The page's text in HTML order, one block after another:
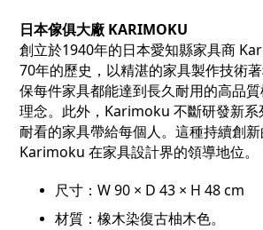
日本傢俱大廠 KARIMOKU
創立於1940年的日本愛知縣家具商
70年的歷史，以精湛的家具製作技術
保每件家具都能達到長久耐用的高品
理念。此外，Karimoku 不斷研發新系
耐看的家具帶給每個人。這種持續創
Karimoku 在家具設計界的領導地位。
尺寸：W 90 × D 43 × H 48 cm
材質：橡木染復古柚木色。